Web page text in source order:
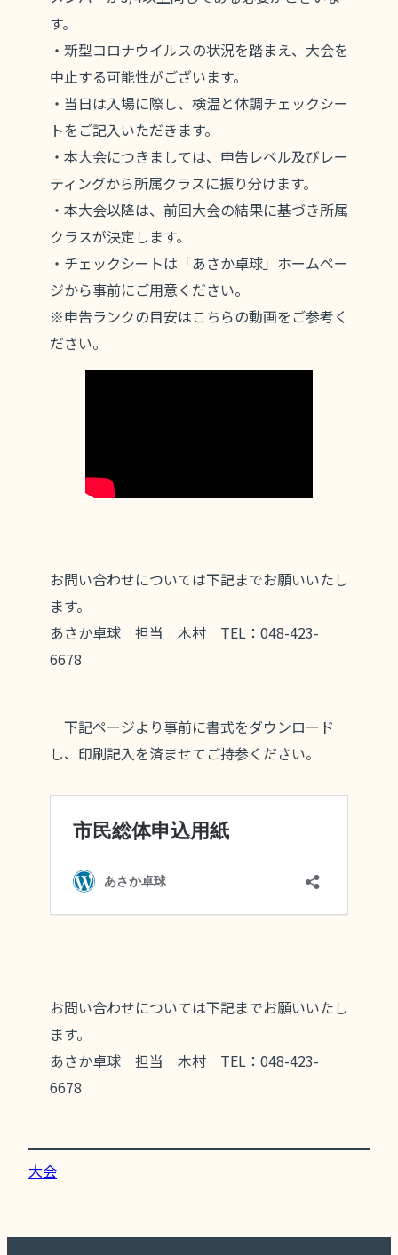
す。
・新型コロナウイルスの状況を踏まえ、大会を
中止する可能性がございます。
・当日は入場に際し、検温と体調チェックシー
トをご記入いただきます。
・本大会につきましては、申告レベル及びレー
ティングから所属クラスに振り分けます。
・本大会以降は、前回大会の結果に基づき所属
クラスが決定します。
・チェックシートは「あさか卓球」ホームペー
ジから事前にご用意ください。
※申告ランクの目安はこちらの動画をご参考く
ださい。
お問い合わせについては下記までお願いいたし
ます。
あさか卓球 担当 木村 TEL：048-423-
6678
下記ページより事前に書式をダウンロード
し、印刷記入を済ませてご持参ください。
お問い合わせについては下記までお願いいたし
ます。
あさか卓球 担当 木村 TEL：048-423-
6678
大会